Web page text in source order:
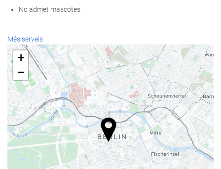
No admet mascotes
Serveis de recepci?
Recepció 24 hores
Guardaequipatges
Menjar i beguda
Restaurant a la carta
Bar
Benestar
Més serveis
+
−